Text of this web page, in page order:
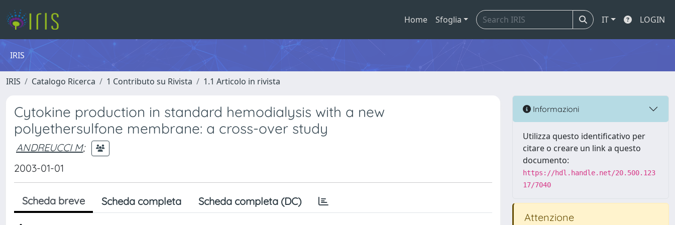
Home Sfoglia IT LOGIN
IRIS
IRIS Catalogo Ricerca 1 Contributo su Rivista 1.1 Articolo in rivista
Cytokine production in standard hemodialysis with a new
polyethersulfone membrane: a cross-over study
ANDREUCCI M;
2003-01-01
Scheda breve Scheda completa Scheda completa (DC)
Informazioni
Utilizza questo identificativo per
citare o creare un link a questo
documento:
https://hdl.handle.net/20.500.123
17/7040
Attenzione